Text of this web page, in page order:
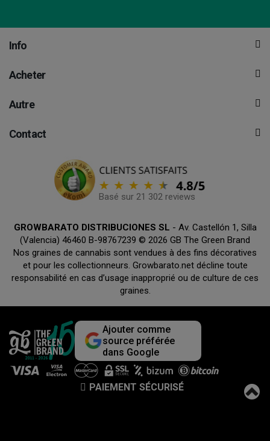
Info
Acheter
Autre
Contact
Basé sur 21 302 reviews
GROWBARATO DISTRIBUCIONES SL - Av. Castellón 1, Silla
(Valencia) 46460 B-98767239 © 2026 GB The Green Brand
Nos graines de cannabis sont vendues à des fins décoratives
et pour les collectionneurs. Growbarato.net décline toute
responsabilité en cas d’usage inapproprié ou de culture de ces
graines.
Ajouter comme
source préférée
dans Google
PAIEMENT SÉCURISÉ